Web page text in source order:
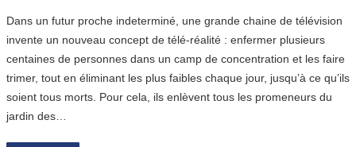
Dans un futur proche indeterminé, une grande chaine de télévision
invente un nouveau concept de télé-réalité : enfermer plusieurs
centaines de personnes dans un camp de concentration et les faire
trimer, tout en éliminant les plus faibles chaque jour, jusqu’à ce qu’ils
soient tous morts. Pour cela, ils enlèvent tous les promeneurs du
jardin des…